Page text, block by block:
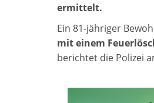
ermittelt.
Ein 81-jähriger
mit einem
berichtet die Polizei